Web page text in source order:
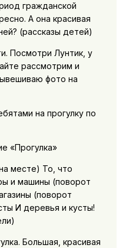
гражданской
А она красивая
(рассказы детей)
Посмотри Лунтик, у
рассмотрим и
фото на
на прогулку по
«Прогулка»
месте) То, что
и машины (поворот
(поворот
И деревья и кусты!
Большая, красивая